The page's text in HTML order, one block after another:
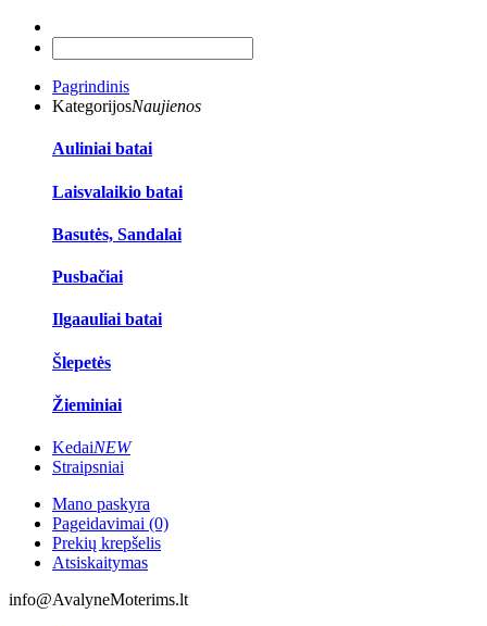
Pagrindinis
KategorijosNaujienos
Auliniai batai
Laisvalaikio batai
Basutės, Sandalai
Pusbačiai
Ilgaauliai batai
Šlepetės
Žieminiai
KedaiNEW
Straipsniai
Mano paskyra
Pageidavimai (0)
Prekių krepšelis
Atsiskaitymas
info@AvalyneMoterims.lt